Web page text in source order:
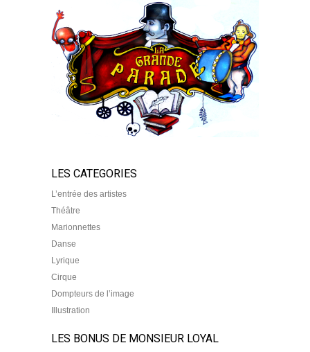
LES CATEGORIES
L’entrée des artistes
Théâtre
Marionnettes
Danse
Lyrique
Cirque
Dompteurs de l’image
Illustration
LES BONUS DE MONSIEUR LOYAL